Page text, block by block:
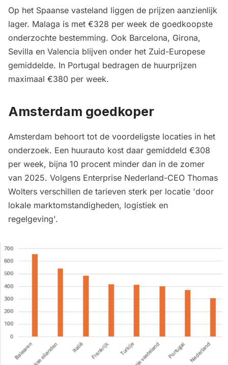
Op het Spaanse vasteland liggen de prijzen aanzienlijk
lager. Malaga is met €328 per week de goedkoopste
onderzochte bestemming. Ook Barcelona, Girona,
Sevilla en Valencia blijven onder het Zuid-Europese
gemiddelde. In Portugal bedragen de huurprijzen
maximaal €380 per week.
Amsterdam goedkoper
Amsterdam behoort tot de voordeligste locaties in het
onderzoek. Een huurauto kost daar gemiddeld €308
per week, bijna 10 procent minder dan in de zomer
van 2025. Volgens Enterprise Nederland-CEO Thomas
Wolters verschillen de tarieven sterk per locatie 'door
lokale marktomstandigheden, logistiek en
regelgeving'.